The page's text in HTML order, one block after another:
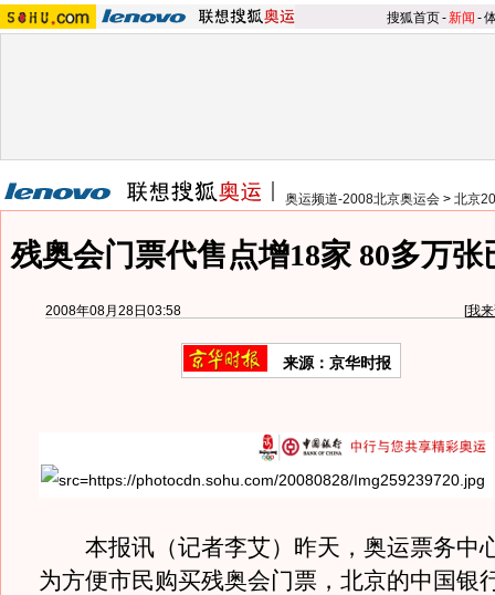
搜狐首页-新闻 -
奥运频道-2008北京奥运会 > 北京
残奥会门票代售点增18家 80多万
2008年08月28日03:58 [我
来源：京华时报
本报讯（记者李艾）昨天，奥运票务中
为方便市民购买残奥会门票，北京的中国银